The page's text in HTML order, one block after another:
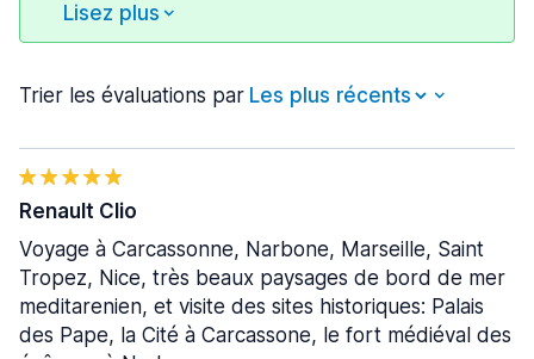
Lisez plus
Trier les évaluations par
Renault Clio
Voyage à Carcassonne, Narbone, Marseille, Saint
Tropez, Nice, très beaux paysages de bord de mer
meditarenien, et visite des sites historiques: Palais
des Pape, la Cité à Carcassone, le fort médiéval des